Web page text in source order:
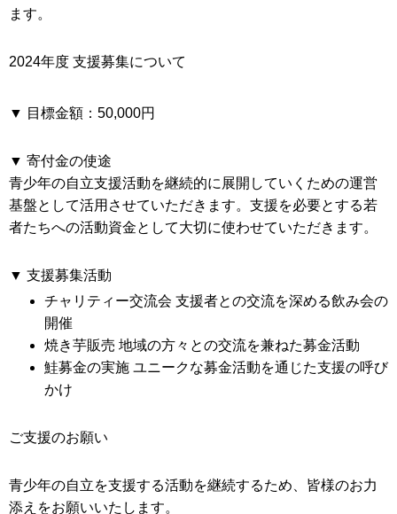
ます。
2024年度 支援募集について
▼ 目標金額： 50,000円
▼ 寄付金の使途
青少年の自立支援活動を継続的に展開していくための運営
基盤として活用させていただきます。支援を必要とする若
者たちへの活動資金として大切に使わせていただきます。
▼ 支援募集活動
チャリティー交流会 支援者との交流を深める飲み会の
開催
焼き芋販売 地域の方々との交流を兼ねた募金活動
鮭募金の実施 ユニークな募金活動を通じた支援の呼び
かけ
ご支援のお願い
青少年の自立を支援する活動を継続するため、皆様のお力
添えをお願いいたします。